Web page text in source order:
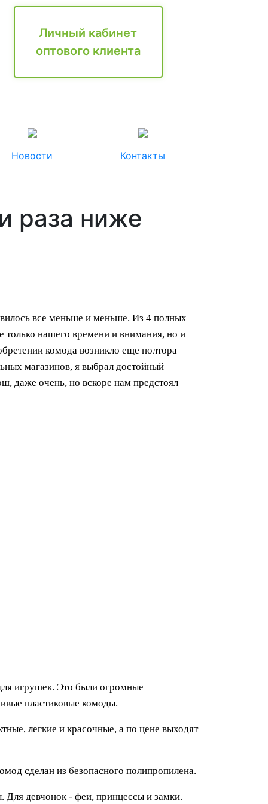
Личный кабинет
оптового клиента
Новости Контакты
раза ниже
все меньше и меньше. Из 4 полных
только нашего времени и внимания, но и
комода возникло еще полтора
магазинов, я выбрал достойный
даже очень, но вскоре нам предстоял
игрушек. Это были огромные
пластиковые комоды.
легкие и красочные, а по цене выходят
сделан из безопасного полипропилена.
Для девчонок - феи, принцессы и замки.